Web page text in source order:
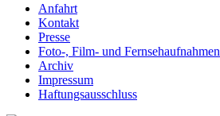
Anfahrt
Kontakt
Presse
Foto-, Film- und Fernsehaufnahmen
Archiv
Impressum
Haftungsausschluss